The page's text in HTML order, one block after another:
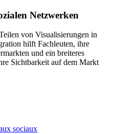
Netzwerken
von Visualisierungen in
hilft Fachleuten, ihre
und ein breiteres
Sichtbarkeit auf dem Markt
sociaux